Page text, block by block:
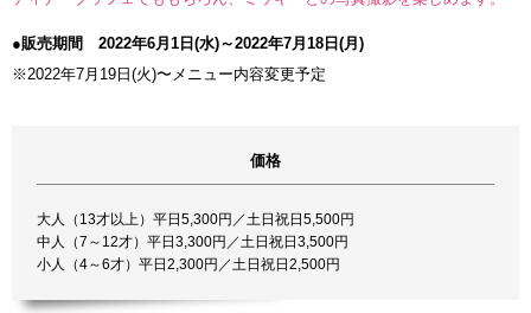
●販売期間 2022年6月1日(水)～2022年7月18日(月)
※2022年7月19日(火)〜メニュー内容変更予定
価格
大人（13才以上）平日5,300円／土日祝日5,500円
中人（7～12才）平日3,300円／土日祝日3,500円
小人（4～6才）平日2,300円／土日祝日2,500円